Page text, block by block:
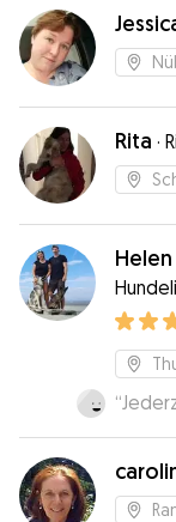
Rita ·
“